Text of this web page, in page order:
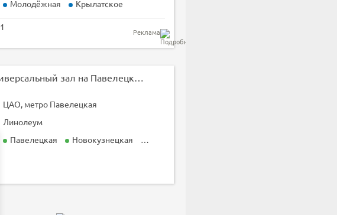
Молодёжная
Крылатское
1
Реклама
Универсальный зал на Павелецкой
ЦАО, метро Павелецкая
Линолеум
Павелецкая
Новокузнецкая Павелецкая